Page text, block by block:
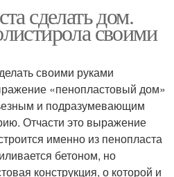
сделать дом.
своими
своими руками
«пенопластовый дом»
и подразумевающим
Отчасти это выражение
именно из пенопласта
бетоном, но
конструкция, о которой и